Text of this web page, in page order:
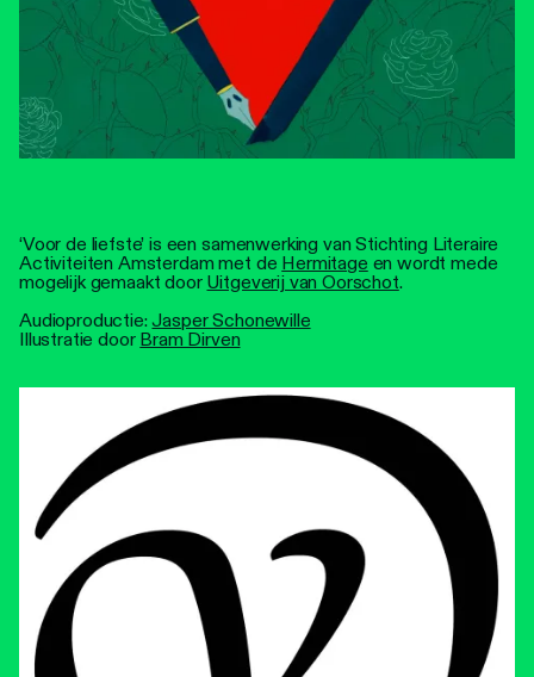
‘Voor de liefste’ is een samenwerking van Stichting Literaire
Activiteiten Amsterdam met de Hermitage en wordt mede
mogelijk gemaakt door Uitgeverij van Oorschot.
Audioproductie:Jasper Schonewille
Illustratie door Bram Dirven